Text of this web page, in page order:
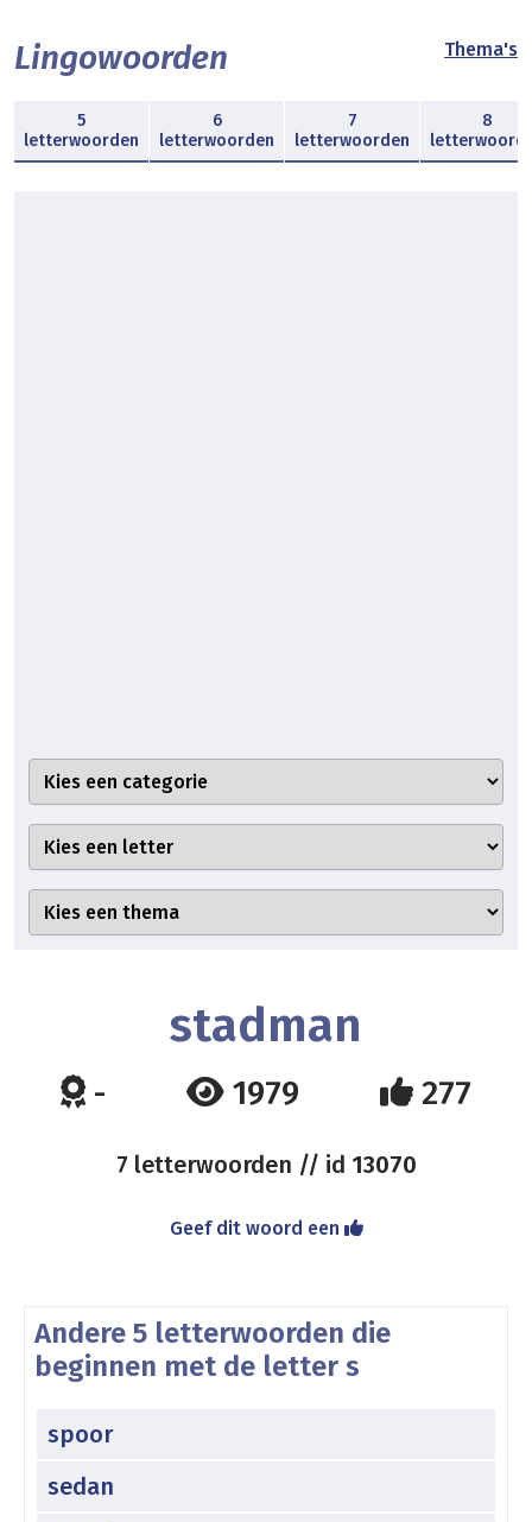
Lingowoorden Thema's
5
letterwoorden
6
letterwoorden
7
letterwoorden
8
stadman
- 1979 277
7 letterwoorden // id 13070
Geef dit woord een
Andere 5 letterwoorden die
beginnen met de letter s
spoor
sedan